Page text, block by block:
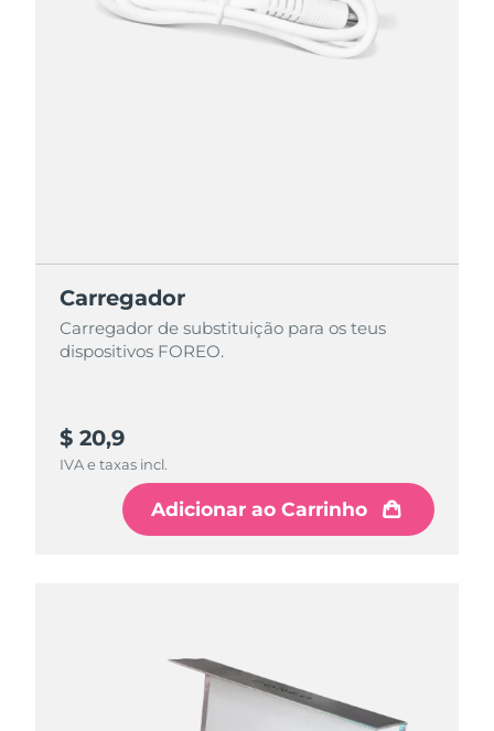
Carregador
Carregador de substituição para os teus
dispositivos FOREO.
$ 20,9
IVA e taxas incl.
Adicionar ao Carrinho